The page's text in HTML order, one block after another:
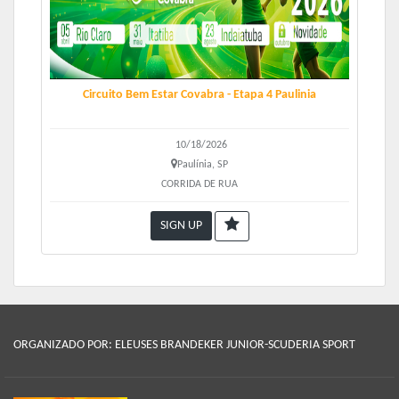
SOBRE A RETIRADA DE KITS:
Data:22 de Agosto de 2026 - Sábado, das 12h às 19h
Local:Loja Covabra Supermercados situada naR. 24 de
Maio, s/n,– Centro – Indaiatuba/SP.
5h30 e 6h40, acresce R$ 15,00 no valor da inscrição.
Circuito Bem Estar Covabra - Etapa 4 Paulinia
10/18/2026
Paulínia, SP
CORRIDA DE RUA
SIGN UP
ORGANIZADO POR: ELEUSES BRANDEKER JUNIOR-SCUDERIA SPORT